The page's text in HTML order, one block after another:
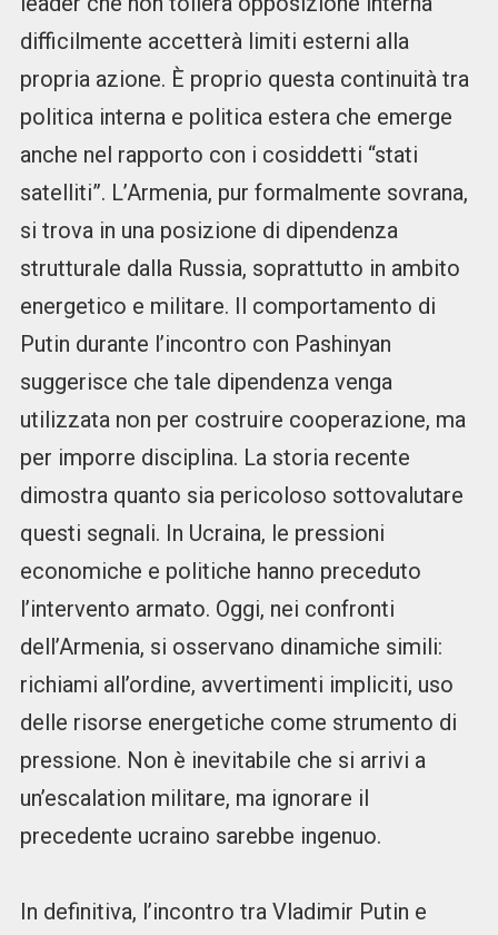
difficilmente accetterà limiti esterni alla
propria azione. È proprio questa continuità tra
politica interna e politica estera che emerge
anche nel rapporto con i cosiddetti “stati
satelliti”. L’Armenia, pur formalmente sovrana,
si trova in una posizione di dipendenza
strutturale dalla Russia, soprattutto in ambito
energetico e militare. Il comportamento di
Putin durante l’incontro con Pashinyan
suggerisce che tale dipendenza venga
utilizzata non per costruire cooperazione, ma
per imporre disciplina. La storia recente
dimostra quanto sia pericoloso sottovalutare
questi segnali. In Ucraina, le pressioni
economiche e politiche hanno preceduto
l’intervento armato. Oggi, nei confronti
dell’Armenia, si osservano dinamiche simili:
richiami all’ordine, avvertimenti impliciti, uso
delle risorse energetiche come strumento di
pressione. Non è inevitabile che si arrivi a
un’escalation militare, ma ignorare il
precedente ucraino sarebbe ingenuo.
In definitiva, l’incontro tra Vladimir Putin e